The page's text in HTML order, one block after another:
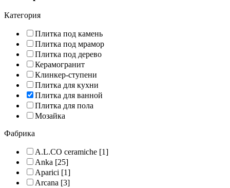
Категория
Плитка под камень
Плитка под мрамор
Плитка под дерево
Керамогранит
Клинкер-ступени
Плитка для кухни
Плитка для ванной
Плитка для пола
Мозайка
Фабрика
A.L.CO ceramiche [1]
Anka [25]
Aparici [1]
Arcana [3]